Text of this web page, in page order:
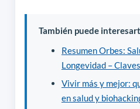
También puede
Resumen Orbes:
Longevidad –
Vivir más y mejor:
en salud y